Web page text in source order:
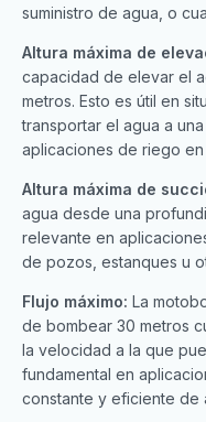
suministro de agua, o
Altura máxima de
capacidad de elevar el
metros. Esto es útil en
transportar el agua a
aplicaciones de riego en
Altura máxima de
agua desde una
relevante en
de pozos, estanques u
Flujo máximo: La
de bombear 30 metros
la velocidad a la que
fundamental en
constante y eficiente de